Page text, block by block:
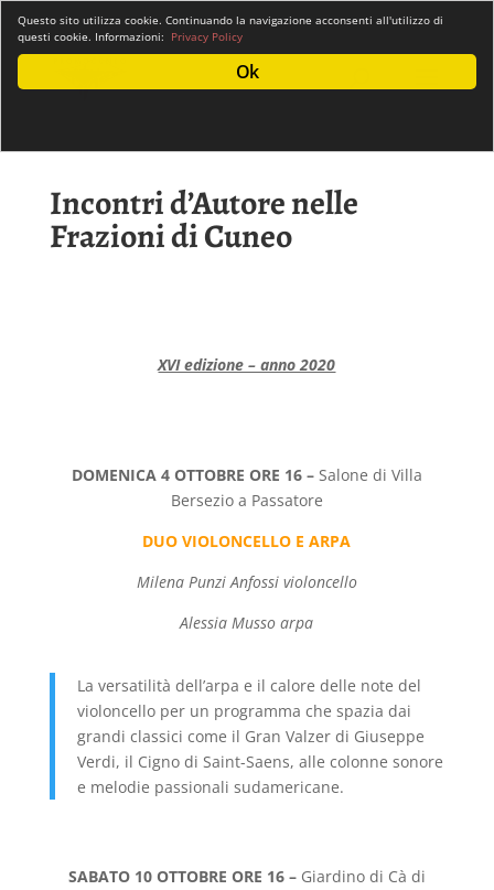
info@promocuneo.it
Incontri d’Autore nelle
Frazioni di Cuneo
XVI edizione – anno 2020
DOMENICA 4 OTTOBRE ORE 16 – Salone di Villa
Bersezio a Passatore
DUO VIOLONCELLO E ARPA
Milena Punzi Anfossi violoncello
Alessia Musso arpa
La versatilità dell’arpa e il calore delle note del
violoncello per un programma che spazia dai
grandi classici come il Gran Valzer di Giuseppe
Verdi, il Cigno di Saint-Saens, alle colonne sonore
e melodie passionali sudamericane.
SABATO 10 OTTOBRE ORE 16 – Giardino di Cà di
Questo sito utilizza cookie. Continuando la navigazione acconsenti all'utilizzo di
questi cookie. Informazioni: Privacy Policy
Ok